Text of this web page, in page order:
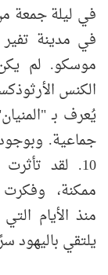
موسكو. لم
يُعرف بـ
جماعية.
10. لقد
ممكنة،
منذ الأيام
يلتقي باليهود